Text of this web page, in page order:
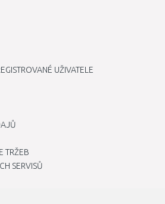
UŽIVATELE
TRŽEB
SERVISŮ